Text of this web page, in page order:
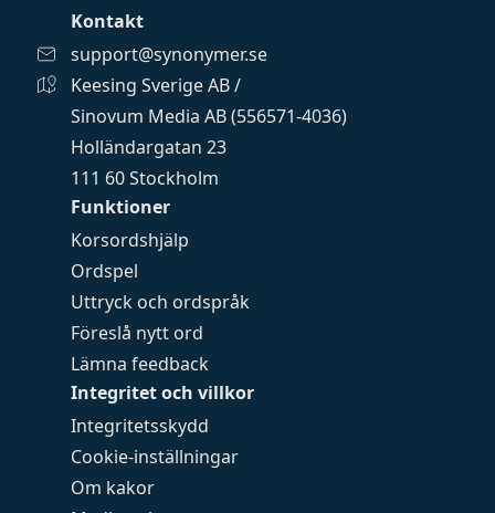
Funktioner
Korsordshjälp
Ordspel
Uttryck och ordspråk
Föreslå nytt ord
Lämna feedback
Integritet och villkor
Integritetsskydd
Cookie-inställningar
Om kakor
Kontakt
support@synonymer.se
Keesing Sverige AB /
Sinovum Media AB (556571-4036)
Holländargatan 23
111 60 Stockholm